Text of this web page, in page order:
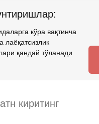
кўра вақтинча
лаёқатсизлик
қандай тўланади